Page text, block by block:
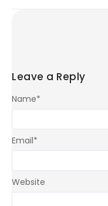
Leave a Reply
Name*
Email*
Website